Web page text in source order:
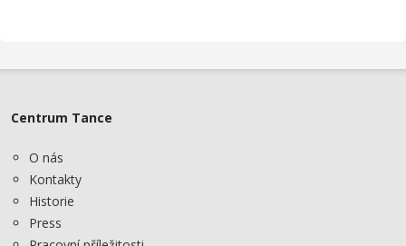
Centrum Tance
O nás
Kontakty
Historie
Press